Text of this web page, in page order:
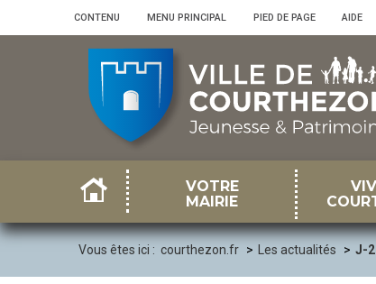
CONTENU MENU PRINCIPAL PIED DE PAGE AIDE
VOTRE
MAIRIE
Vous êtes ici : courthezon.fr Les actualités J-